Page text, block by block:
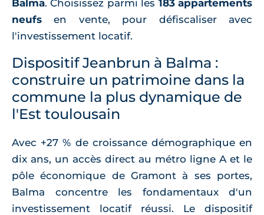
Balma. Choisissez parmi les 183 appartements
neufs en vente, pour défiscaliser avec
l'investissement locatif.
Dispositif Jeanbrun à Balma :
construire un patrimoine dans la
commune la plus dynamique de
l'Est toulousain
Avec +27 % de croissance démographique en
dix ans, un accès direct au métro ligne A et le
pôle économique de Gramont à ses portes,
Balma concentre les fondamentaux d'un
investissement locatif réussi. Le dispositif